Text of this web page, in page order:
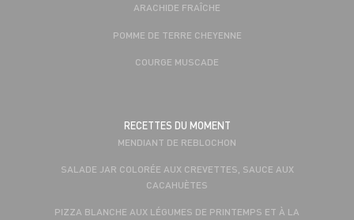
ARACHIDE FRAÎCHE
POMME DE TERRE CHEYENNE
COURGE MUSCADE
RECETTES DU MOMENT
MENDIANT DE REBLOCHON
SALADE JAR COLORÉE AUX CREVETTES, SAUCE AUX
CACAHUÈTES
PIZZA BLANCHE AUX LÉGUMES DE PRINTEMPS ET À LA